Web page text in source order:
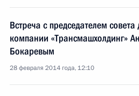
Встреча с председателем
компании «Трансмашхолдинг»
Бокаревым
28 февраля 2014 года, 12:10